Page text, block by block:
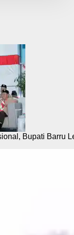
Bupati Barru